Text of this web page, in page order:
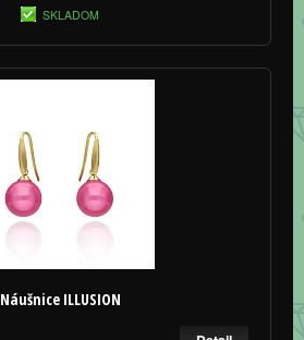
SKLADOM
Náušnice ILLUSION